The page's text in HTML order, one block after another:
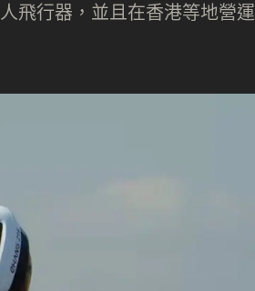
飛行器，並且在香港等地營運